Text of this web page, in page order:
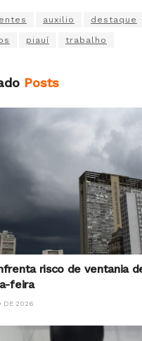
auxilio destaque
piauí trabalho
Posts
risco de ventania
feira
DE 2026